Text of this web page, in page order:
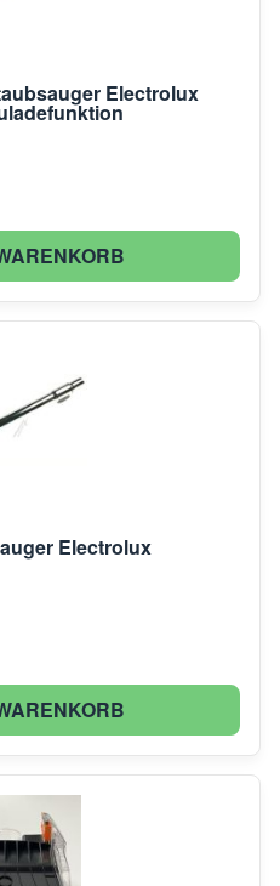
Electrolux
Electrolux